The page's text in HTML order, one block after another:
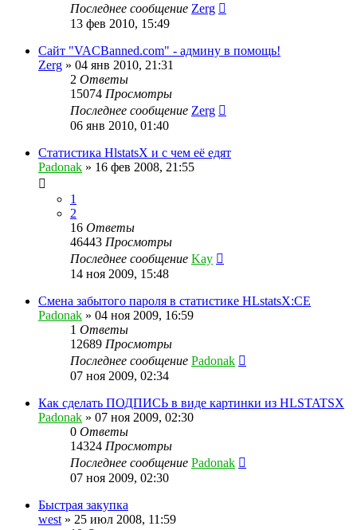
Последнее сообщение Zerg
13 фев 2010, 15:49
Сайт "VACBanned.com" - админу в помощь!
Zerg » 04 янв 2010, 21:31
2 Ответы
15074 Просмотры
Последнее сообщение Zerg
06 янв 2010, 01:40
Статистика HlstatsX и с чем её едят
Padonak » 16 фев 2008, 21:55
1
2
16 Ответы
46443 Просмотры
Последнее сообщение Kay
14 ноя 2009, 15:48
Смена забытого пароля в статистике HLstatsX:CE
Padonak » 04 ноя 2009, 16:59
1 Ответы
12689 Просмотры
Последнее сообщение Padonak
07 ноя 2009, 02:34
Как сделать ПОДПИСЬ в виде картинки из HLSTATSX
Padonak » 07 ноя 2009, 02:30
0 Ответы
14324 Просмотры
Последнее сообщение Padonak
07 ноя 2009, 02:30
Быстрая закупка
west » 25 июл 2008, 11:59